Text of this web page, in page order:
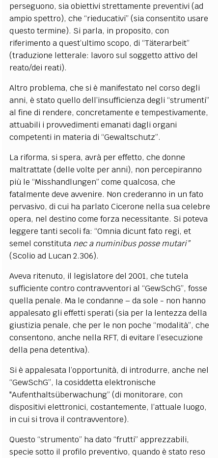
perseguono, sia obiettivi strettamente preventivi (ad
ampio spettro), che “rieducativi” (sia consentito usare
questo termine). Si parla, in proposito, con
riferimento a quest’ultimo scopo, di “Täterarbeit”
(traduzione letterale: lavoro sul soggetto attivo del
reato/dei reati).
Altro problema, che si è manifestato nel corso degli
anni, è stato quello dell’insufficienza degli “strumenti”
al fine di rendere, concretamente e tempestivamente,
attuabili i provvedimenti emanati dagli organi
competenti in materia di “Gewaltschutz”.
La riforma, si spera, avrà per effetto, che donne
maltrattate (delle volte per anni), non percepiranno
più le “Misshandlungen” come qualcosa, che
fatalmente deve avvenire. Non crederanno in un fato
pervasivo, di cui ha parlato Cicerone nella sua celebre
opera, nel destino come forza necessitante. Si poteva
leggere tanti secoli fa: “Omnia dicunt fato regi, et
semel constituta nec a numinibus posse mutari”
(Scolio ad Lucan 2.306).
Aveva ritenuto, il legislatore del 2001, che tutela
sufficiente contro contravventori al “GewSchG”, fosse
quella penale. Ma le condanne – da sole - non hanno
appalesato gli effetti sperati (sia per la lentezza della
giustizia penale, che per le non poche “modalità”, che
consentono, anche nella RFT, di evitare l’esecuzione
della pena detentiva).
Si è appalesata l’opportunità, di introdurre, anche nel
“GewSchG”, la cosiddetta elektronische
"Aufenthaltsüberwachung” (di monitorare, con
dispositivi elettronici, costantemente, l’attuale luogo,
in cui si trova il contravventore).
Questo “strumento” ha dato “frutti” apprezzabili,
specie sotto il profilo preventivo, quando è stato reso